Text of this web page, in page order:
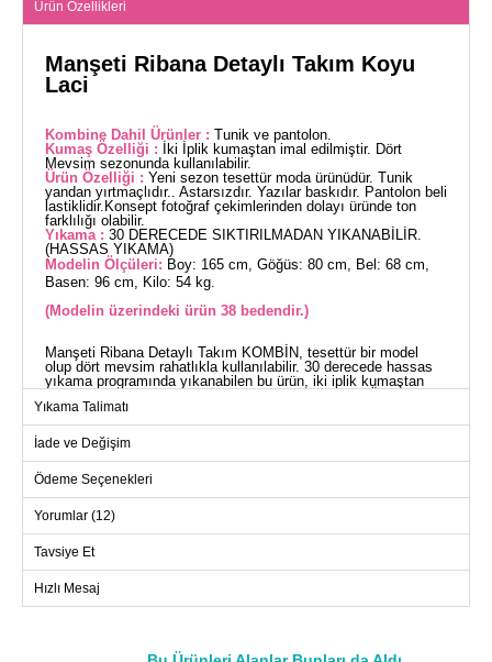
Ürün Özellikleri
Manşeti Ribana Detaylı Takım Koyu
Laci
Kombine Dahil Ürünler : Tunik ve pantolon.
Kumaş Özelliği :
İki İplik kumaştan imal edilmiştir. Dört
Mevsim sezonunda kullanılabilir.
Ürün Özelliği : Yeni sezon tesettür moda ürünüdür. Tunik
yandan yırtmaçlıdır.. Astarsızdır. Yazılar baskıdır. Pantolon beli
lastiklidir.Konsept fotoğraf çekimlerinden dolayı üründe ton
farklılığı olabilir.
Yıkama : 30 DERECEDE SIKTIRILMADAN YIKANABİLİR.
(HASSAS YIKAMA)
Modelin Ölçüleri: Boy: 165 cm, Göğüs: 80 cm, Bel: 68 cm,
Basen: 96 cm, Kilo: 54 kg.
(Modelin üzerindeki ürün 38 bedendir.)
Manşeti Ribana Detaylı Takım KOMBİN, tesettür bir model
olup dört mevsim rahatlıkla kullanılabilir. 30 derecede hassas
yıkama programında yıkanabilen bu ürün, iki iplik kumaştan
beden örneği ile sunulmuştur. Yazılar kalıcı baskı teknolojisi ile
uygulanmış, pantolon beli ise rahat bir kullanım için lastiklidir.
Hem şık hem de konforlu bir seçim arayanlar için ideal.
(CM)
Beden
Göğüs
Boy
44
104
110
Yıkama Talimatı
İade ve Değişim
Ödeme Seçenekleri
Yorumlar (12)
Tavsiye Et
Hızlı Mesaj